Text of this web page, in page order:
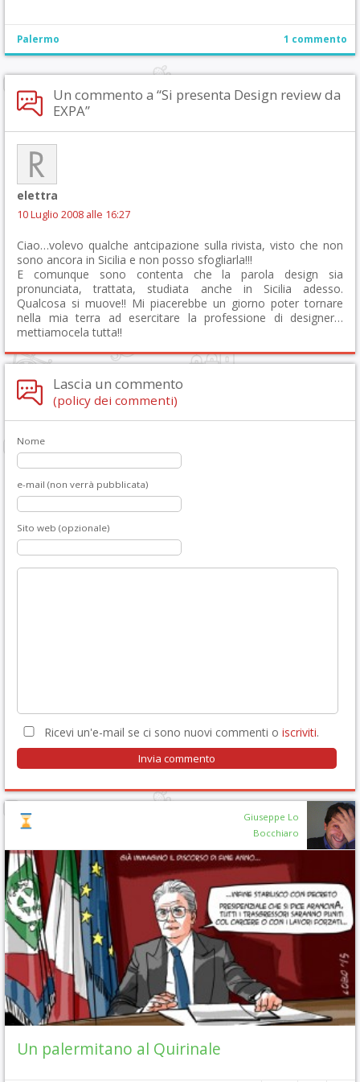
Palermo 1 commento
Un commento a “Si presenta Design review da
EXPA”
elettra
10 Luglio 2008 alle 16:27
Ciao…volevo qualche antcipazione sulla rivista, visto che non
sono ancora in Sicilia e non posso sfogliarla!!!
E comunque sono contenta che la parola design sia
pronunciata, trattata, studiata anche in Sicilia adesso.
Qualcosa si muove!! Mi piacerebbe un giorno poter tornare
nella mia terra ad esercitare la professione di designer…
mettiamocela tutta!!
Lascia un commento
(policy dei commenti)
Nome
e-mail (non verrà pubblicata)
Sito web (opzionale)
Ricevi un'e-mail se ci sono nuovi commenti o iscriviti.
Giuseppe Lo
Bocchiaro
Un palermitano al Quirinale